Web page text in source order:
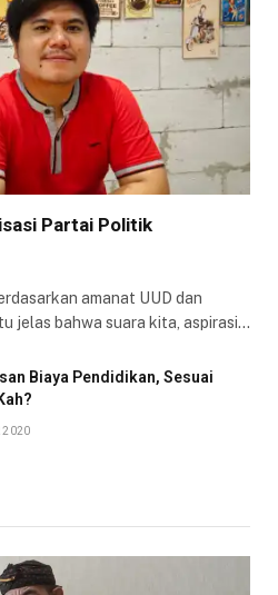
Partai Politik
amanat UUD dan
jelas bahwa suara kita, aspirasi…
Biaya Pendidikan, Sesuai
2020